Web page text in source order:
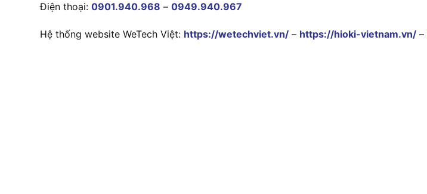
Điện thoại: 0901.940.968 – 0949.940.967
Hệ thống website WeTech Việt: https://wetechviet.vn/ – https://hioki-vietnam.vn/ –